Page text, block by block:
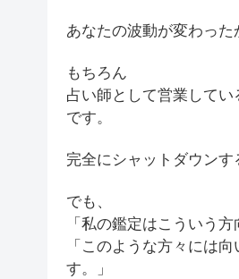
あなたの波動が変わった
もちろん
占い師として営業して
です。
完全にシャットダウンす
でも、
「私の鑑定はこういう方
「このような方々には
す。」